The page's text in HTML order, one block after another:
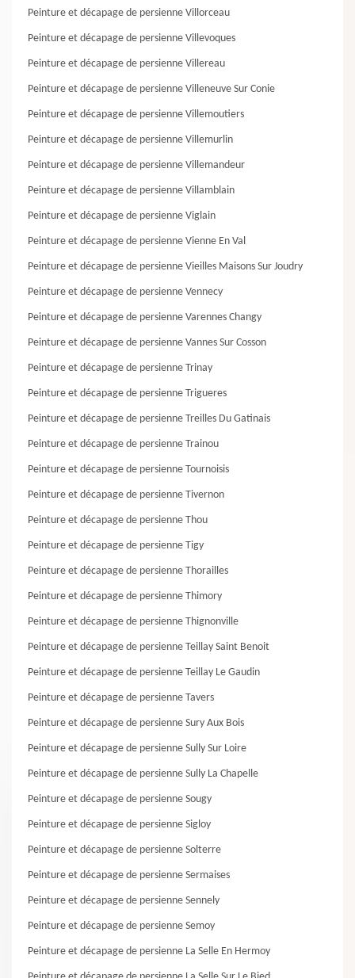
Peinture et décapage de persienne Villorceau
Peinture et décapage de persienne Villevoques
Peinture et décapage de persienne Villereau
Peinture et décapage de persienne Villeneuve Sur Conie
Peinture et décapage de persienne Villemoutiers
Peinture et décapage de persienne Villemurlin
Peinture et décapage de persienne Villemandeur
Peinture et décapage de persienne Villamblain
Peinture et décapage de persienne Viglain
Peinture et décapage de persienne Vienne En Val
Peinture et décapage de persienne Vieilles Maisons Sur Joudry
Peinture et décapage de persienne Vennecy
Peinture et décapage de persienne Varennes Changy
Peinture et décapage de persienne Vannes Sur Cosson
Peinture et décapage de persienne Trinay
Peinture et décapage de persienne Trigueres
Peinture et décapage de persienne Treilles Du Gatinais
Peinture et décapage de persienne Trainou
Peinture et décapage de persienne Tournoisis
Peinture et décapage de persienne Tivernon
Peinture et décapage de persienne Thou
Peinture et décapage de persienne Tigy
Peinture et décapage de persienne Thorailles
Peinture et décapage de persienne Thimory
Peinture et décapage de persienne Thignonville
Peinture et décapage de persienne Teillay Saint Benoit
Peinture et décapage de persienne Teillay Le Gaudin
Peinture et décapage de persienne Tavers
Peinture et décapage de persienne Sury Aux Bois
Peinture et décapage de persienne Sully Sur Loire
Peinture et décapage de persienne Sully La Chapelle
Peinture et décapage de persienne Sougy
Peinture et décapage de persienne Sigloy
Peinture et décapage de persienne Solterre
Peinture et décapage de persienne Sermaises
Peinture et décapage de persienne Sennely
Peinture et décapage de persienne Semoy
Peinture et décapage de persienne La Selle En Hermoy